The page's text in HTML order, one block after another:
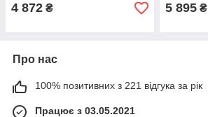
4 872 ₴ 5 895 ₴
Про нас
100% позитивних з 221 відгука за рік
Працює з 03.05.2021